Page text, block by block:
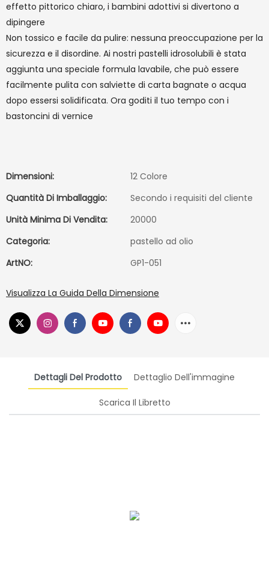
effetto pittorico chiaro, i bambini adottivi si divertono a
dipingere
Non tossico e facile da pulire: nessuna preoccupazione per la
sicurezza e il disordine. Ai nostri pastelli idrosolubili è stata
aggiunta una speciale formula lavabile, che può essere
facilmente pulita con salviette di carta bagnate o acqua
dopo essersi solidificata. Ora goditi il ​​tuo tempo con i
bastoncini di vernice
Dimensioni:
12 Colore
Quantità Di Imballaggio:
Secondo i requisiti del cliente
Unità Minima Di Vendita:
20000
Categoria:
pastello ad olio
ArtNO:
GP1-051
Visualizza La Guida Della Dimensione
Dettagli Del Prodotto Dettaglio Dell'immagine
Scarica Il Libretto